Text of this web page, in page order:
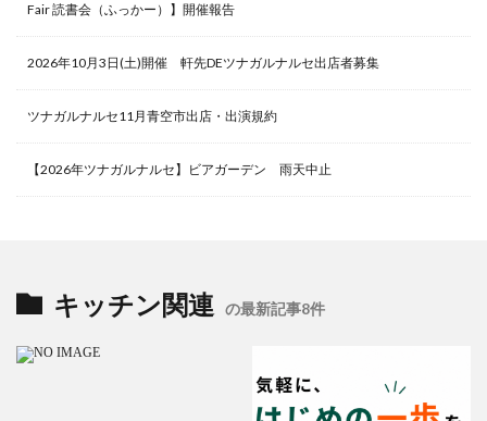
Fair 読書会（ふっかー）】開催報告
2026年10月3日(土)開催 軒先DEツナガルナルセ出店者募集
ツナガルナルセ11月青空市出店・出演規約
【2026年ツナガルナルセ】ビアガーデン 雨天中止
キッチン関連 の最新記事8件